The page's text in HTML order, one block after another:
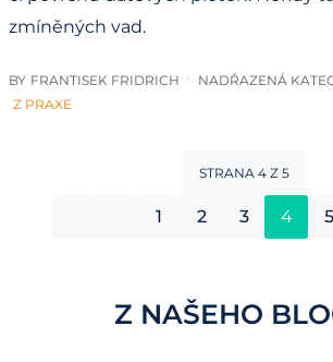
zmíněných vad.
BY FRANTISEK FRIDRICH NADŘAZENÁ
Z PRAXE
STRANA 4 Z 5
1 2 3 4 5
Z NAŠEHO